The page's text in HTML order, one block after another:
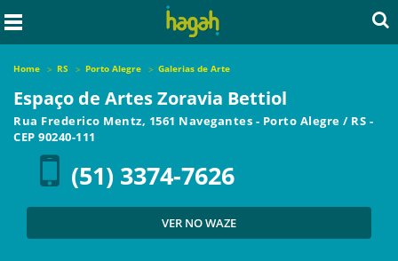
Home RS Porto Alegre Galerias de Arte
Espaço de Artes Zoravia Bettiol
Rua Frederico Mentz, 1561 Navegantes - Porto Alegre / RS -
CEP 90240-111
(51) 3374-7626
VER NO WAZE